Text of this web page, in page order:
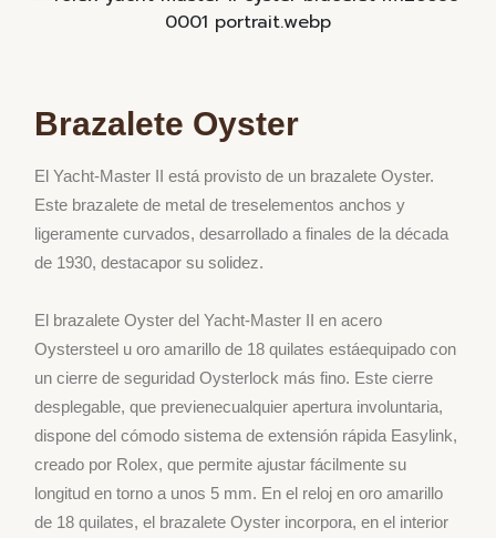
Brazalete Oyster
El Yacht‐Master IIestá provisto de un brazalete Oyster.
Este brazalete de metal detreselementos anchos y
ligeramente curvados,desarrollado a finales de ladécada
de 1930,destacapor susolidez.
El brazalete Oysterdel Yacht‐Master II enacero
Oystersteel uoro amarillo de 18quilates estáequipado con
uncierre deseguridad Oysterlock más fino. Estecierre
desplegable, que previenecualquier apertura involuntaria,
dispone del cómodo sistema deextensión rápida Easylink,
creado por Rolex, que permite ajustar fácilmente su
longitud entorno a unos 5 mm. En el reloj enoro amarillo
de 18quilates, el brazalete Oyster incorpora, en el interior